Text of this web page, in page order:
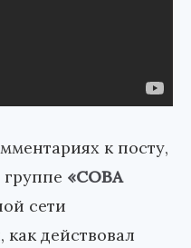
к посту,
«СОВА
сети
как действовал